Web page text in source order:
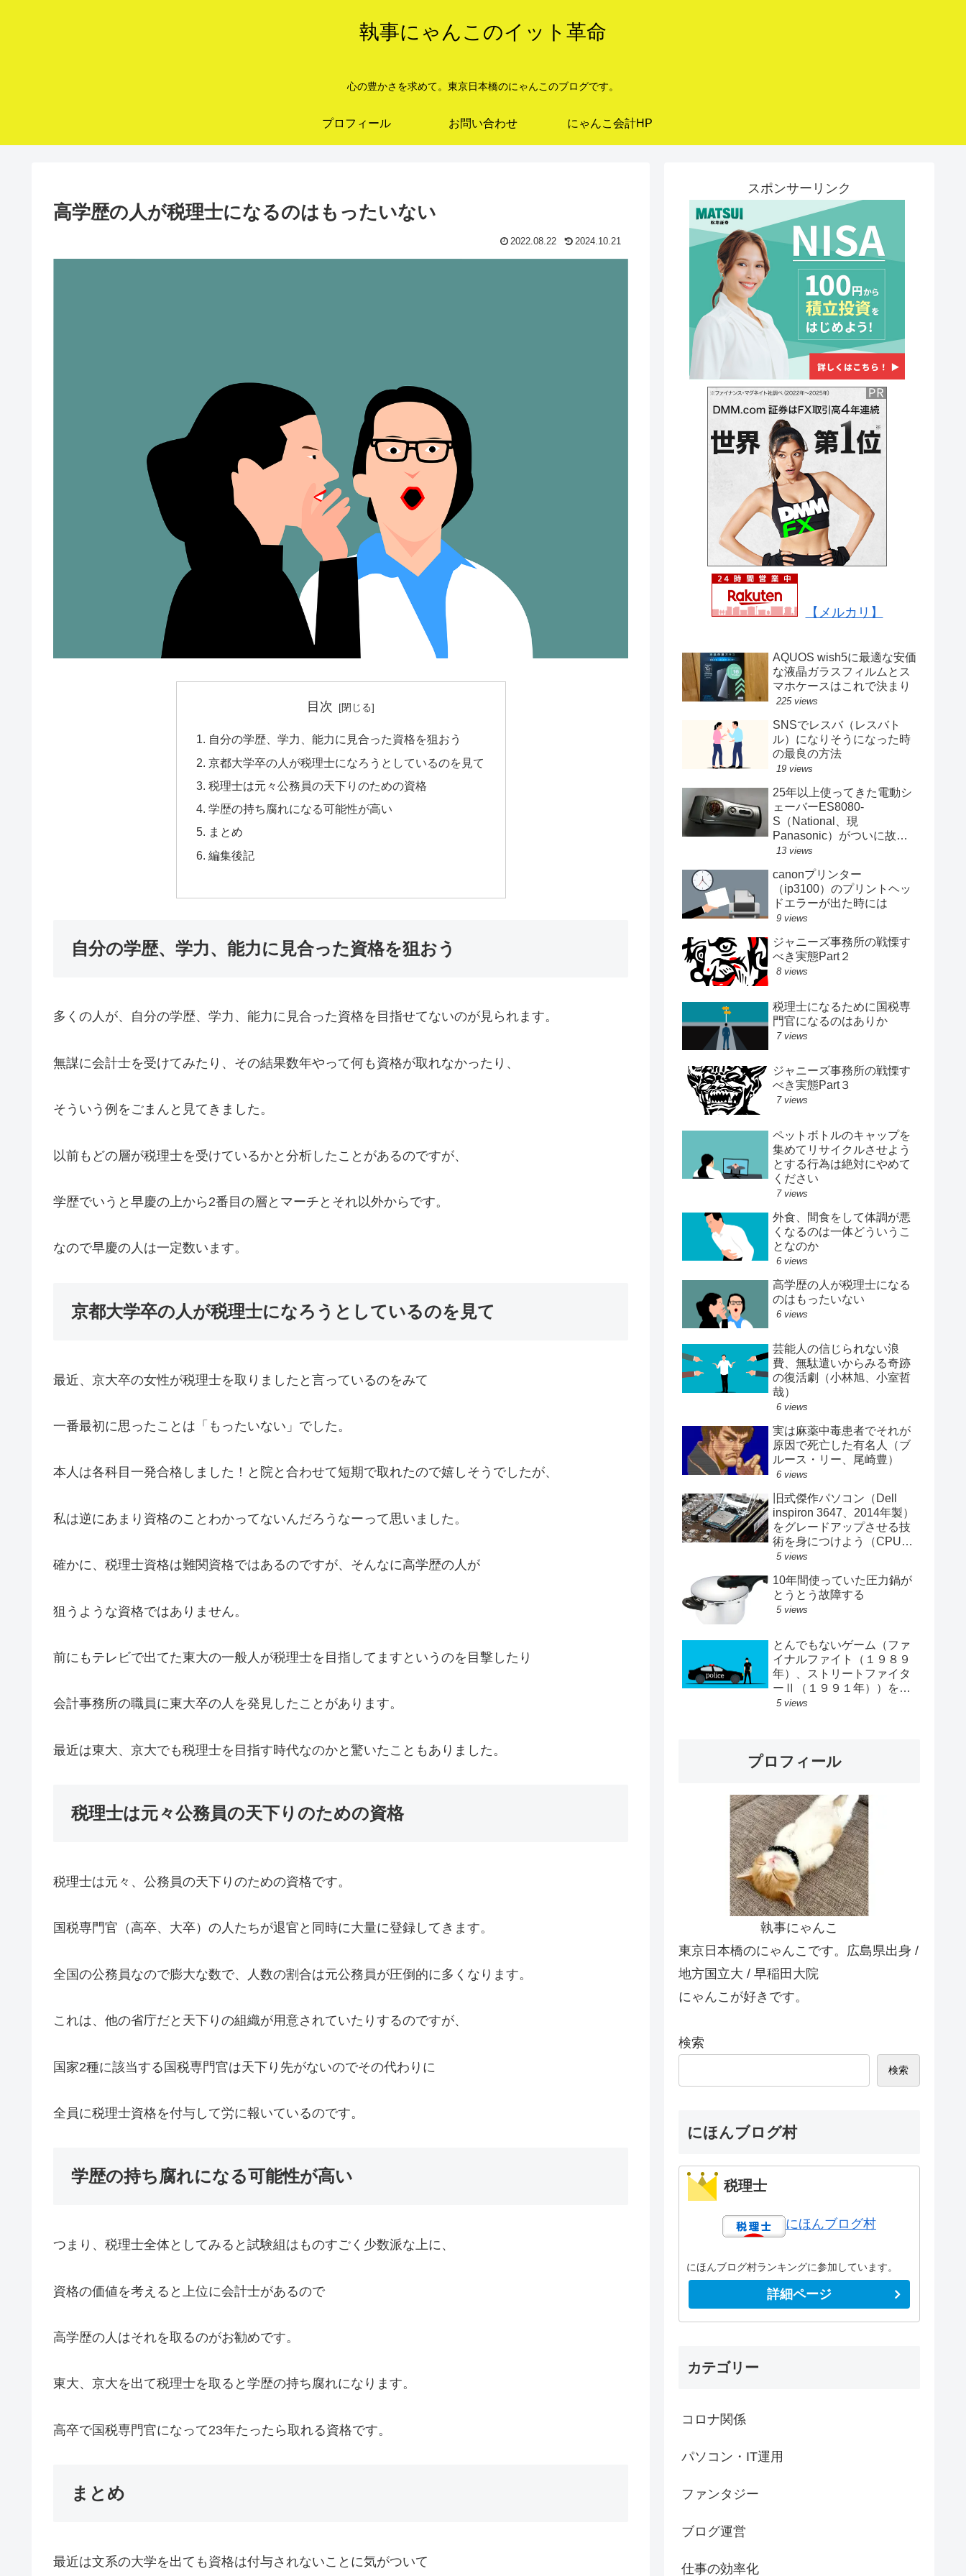
執事にゃんこのイット革命
心の豊かさを求めて。東京日本橋のにゃんこのブログです。
プロフィール お問い合わせ にゃんこ会計HP
高学歴の人が税理士になるのはもったいない
2022.08.22 2024.10.21
目次
自分の学歴、学力、能力に見合った資格を狙おう
京都大学卒の人が税理士になろうとしているのを見て
税理士は元々公務員の天下りのための資格
学歴の持ち腐れになる可能性が高い
まとめ
編集後記
自分の学歴、学力、能力に見合った資格を狙おう
多くの人が、自分の学歴、学力、能力に見合った資格を目指せてないのが見られます。
無謀に会計士を受けてみたり、その結果数年やって何も資格が取れなかったり、
そういう例をごまんと見てきました。
以前もどの層が税理士を受けているかと分析したことがあるのですが、
学歴でいうと早慶の上から2番目の層とマーチとそれ以外からです。
なので早慶の人は一定数います。
京都大学卒の人が税理士になろうとしているのを見て
最近、京大卒の女性が税理士を取りましたと言っているのをみて
一番最初に思ったことは「もったいない」でした。
本人は各科目一発合格しました！と院と合わせて短期で取れたので嬉しそうでしたが、
私は逆にあまり資格のことわかってないんだろうなーって思いました。
確かに、税理士資格は難関資格ではあるのですが、そんなに高学歴の人が
狙うような資格ではありません。
前にもテレビで出てた東大の一般人が税理士を目指してますというのを目撃したり
会計事務所の職員に東大卒の人を発見したことがあります。
最近は東大、京大でも税理士を目指す時代なのかと驚いたこともありました。
税理士は元々公務員の天下りのための資格
税理士は元々、公務員の天下りのための資格です。
国税専門官（高卒、大卒）の人たちが退官と同時に大量に登録してきます。
全国の公務員なので膨大な数で、人数の割合は元公務員が圧倒的に多くなります。
これは、他の省庁だと天下りの組織が用意されていたりするのですが、
国家2種に該当する国税専門官は天下り先がないのでその代わりに
全員に税理士資格を付与して労に報いているのです。
学歴の持ち腐れになる可能性が高い
つまり、税理士全体としてみると試験組はものすごく少数派な上に、
資格の価値を考えると上位に会計士があるので
高学歴の人はそれを取るのがお勧めです。
東大、京大を出て税理士を取ると学歴の持ち腐れになります。
高卒で国税専門官になって23年たったら取れる資格です。
まとめ
最近は文系の大学を出ても資格は付与されないことに気がついて
スポンサーリンク
【メルカリ】
AQUOS wish5に最適な安価
な液晶ガラスフィルムとス
マホケースはこれで決まり
225 views
SNSでレスバ（レスバト
ル）になりそうになった時
の最良の方法
19 views
25年以上使ってきた電動シ
ェーバーES8080-
S（National、現
Panasonic）がついに故障
する
13 views
canonプリンター
（ip3100）のプリントヘッ
ドエラーが出た時には
9 views
ジャニーズ事務所の戦慄す
べき実態Part２
8 views
税理士になるために国税専
門官になるのはありか
7 views
ジャニーズ事務所の戦慄す
べき実態Part３
7 views
ペットボトルのキャップを
集めてリサイクルさせよう
とする行為は絶対にやめて
ください
7 views
外食、間食をして体調が悪
くなるのは一体どういうこ
となのか
6 views
高学歴の人が税理士になる
のはもったいない
6 views
芸能人の信じられない浪
費、無駄遣いからみる奇跡
の復活劇（小林旭、小室哲
哉）
6 views
実は麻薬中毒患者でそれが
原因で死亡した有名人（ブ
ルース・リー、尾崎豊）
6 views
旧式傑作パソコン（Dell
inspiron 3647、2014年製）
をグレードアップさせる技
術を身につけよう（CPU、
メモリ、SSD交換記録）
5 views
10年間使っていた圧力鍋が
とうとう故障する
5 views
とんでもないゲーム（ファ
イナルファイト（１９８９
年）、ストリートファイタ
ーⅡ（１９９１年））をし
ていた
5 views
プロフィール
執事にゃんこ
東京日本橋のにゃんこです。広島県出身 /
地方国立大 / 早稲田大院
にゃんこが好きです。
検索
検索
にほんブログ村
税理士
にほんブログ村
にほんブログ村ランキングに参加しています。
詳細ページ
カテゴリー
コロナ関係
パソコン・IT運用
ファンタジー
ブログ運営
仕事の効率化